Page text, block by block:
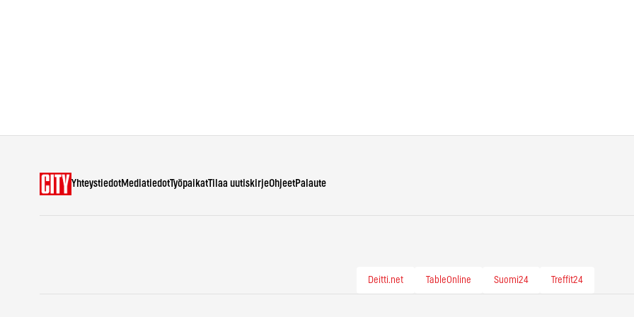
YhteystiedotMediatiedotTyöpaikatTilaa uutiskirjeOhjeetPalaute
Deitti.net TableOnline Suomi24 Treffit24